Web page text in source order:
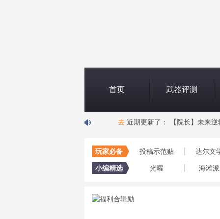
首页 武器评测
去近期更新了：【院长】未来逆转-逆转未
玩家必备 投稿示范贴 达尔文
小编精选 光曜 海滩